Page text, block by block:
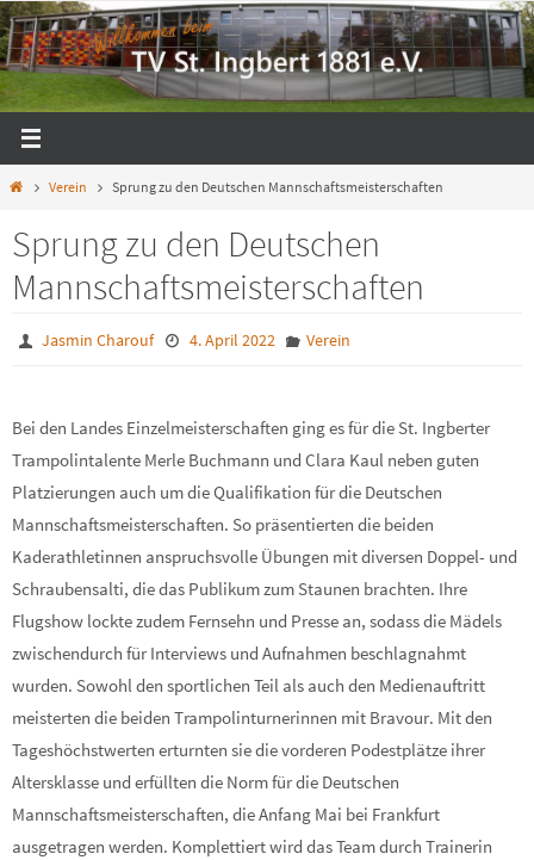
Zum
Inhalt
springen
StartVerein Sprung zu den Deutschen Mannschaftsmeisterschaften
Sprung zu den Deutschen
Mannschaftsmeisterschaften
Jasmin Charouf 4. April 2022 Verein
Bei den Landes Einzelmeisterschaften ging es für die St. Ingberter
Trampolintalente Merle Buchmann und Clara Kaul neben guten
Platzierungen auch um die Qualifikation für die Deutschen
Mannschaftsmeisterschaften. So präsentierten die beiden
Kaderathletinnen anspruchsvolle Übungen mit diversen Doppel- und
Schraubensalti, die das Publikum zum Staunen brachten. Ihre
Flugshow lockte zudem Fernsehn und Presse an, sodass die Mädels
zwischendurch für Interviews und Aufnahmen beschlagnahmt
wurden. Sowohl den sportlichen Teil als auch den Medienauftritt
meisterten die beiden Trampolinturnerinnen mit Bravour. Mit den
Tageshöchstwerten erturnten sie die vorderen Podestplätze ihrer
Altersklasse und erfüllten die Norm für die Deutschen
Mannschaftsmeisterschaften, die Anfang Mai bei Frankfurt
ausgetragen werden. Komplettiert wird das Team durch Trainerin